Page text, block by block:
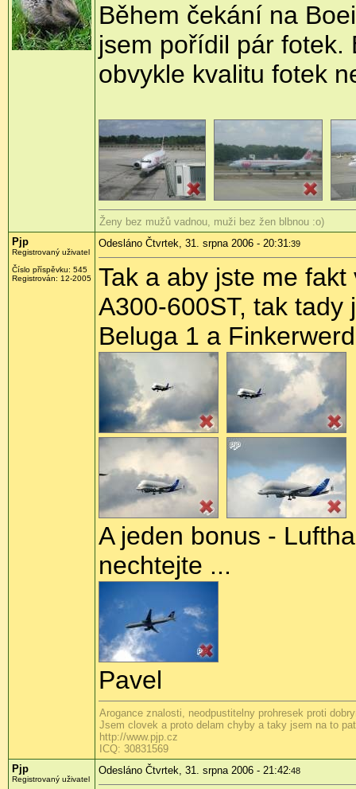
Během čekání na
jsem pořídil pár fotek.
obvykle kvalitu fotek
Ženy bez mužů vadnou, muži bez žen blbnou :o)
Pjp
Registrovaný uživatel
Číslo příspěvku: 545
Registrován: 12-2005
Odesláno Čtvrtek, 31. srpna 2006 - 20:31:39
Tak a aby jste me
A300-600ST, tak
Beluga 1 a
A jeden bonus -
nechtejte ...
Pavel
Arogance znalosti, neodpustitelny prohresek proti
Jsem clovek a proto delam chyby a taky jsem na to
http://www.pjp.cz
ICQ: 30831569
Pjp
Registrovaný uživatel
Odesláno Čtvrtek, 31. srpna 2006 - 21:42:48